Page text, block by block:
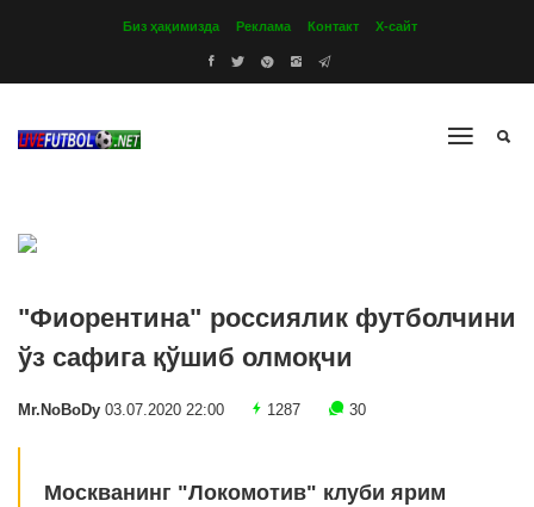
Биз ҳақимизда Реклама Контакт Х-сайт
"Фиорентина" россиялик футболчини
ўз сафига қўшиб олмоқчи
Mr.NoBoDy 03.07.2020 22:00 1287 30
Москванинг "Локомотив" клуби ярим